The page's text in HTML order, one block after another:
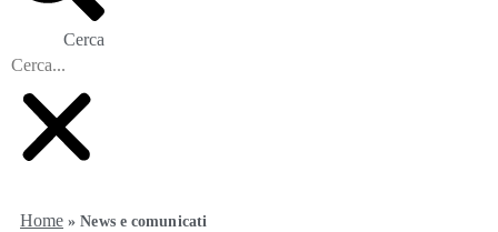
Cerca
Home »News e comunicati